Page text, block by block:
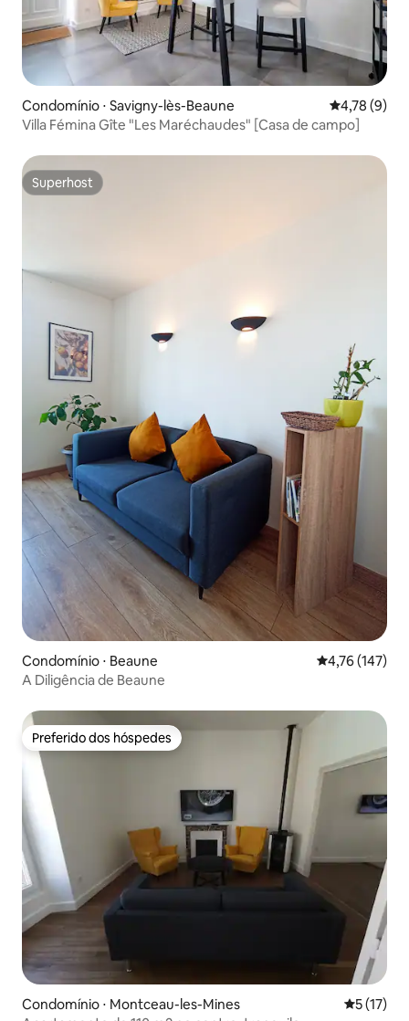
Condomínio ⋅ Savigny-lès-Beaune 4,78 de
4,78 (9)
Villa Fémina Gîte "Les Maréchaudes" [Casa de campo]
Superhost
Superhost
Condomínio ⋅ Beaune 4,76 de uma
4,76 (147)
A Diligência de Beaune
Preferido dos hóspedes
Preferido dos hóspedes
Condomínio ⋅ Montceau-les-Mines 5 de uma
5 (17)